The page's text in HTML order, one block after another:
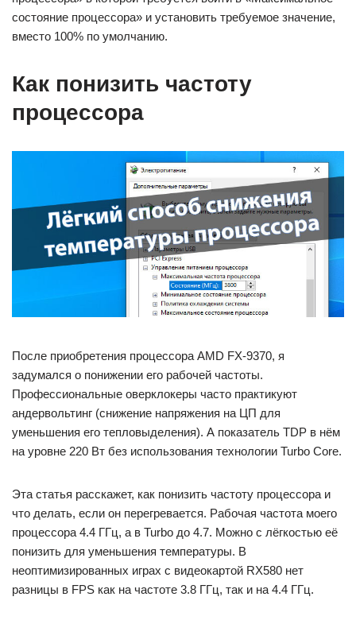
состояние процессора» и установить требуемое значение,
вместо 100% по умолчанию.
Как понизить частоту
процессора
После приобретения процессора AMD FX-9370, я
задумался о понижении его рабочей частоты.
Профессиональные оверклокеры часто практикуют
андервольтинг (снижение напряжения на ЦП для
уменьшения его тепловыделения). А показатель TDP в нём
на уровне 220 Вт без использования технологии Turbo Core.
Эта статья расскажет, как понизить частоту процессора и
что делать, если он перегревается. Рабочая частота моего
процессора 4.4 ГГц, а в Turbo до 4.7. Можно с лёгкостью её
понизить для уменьшения температуры. В
неоптимизированных играх с видеокартой RX580 нет
разницы в FPS как на частоте 3.8 ГГц, так и на 4.4 ГГц.